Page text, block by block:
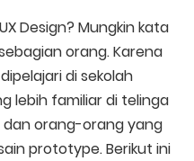
Design? Mungkin kata
orang. Karena
di sekolah
lebih familiar di telinga
orang-orang yang
prototype. Berikut ini